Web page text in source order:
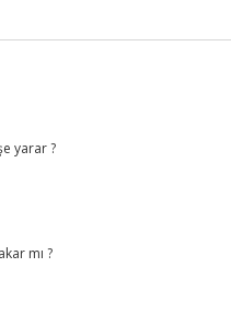
yarar ?
mı ?